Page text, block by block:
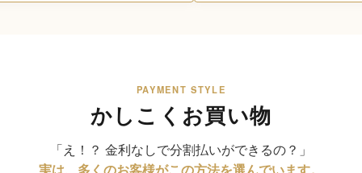
PAYMENT STYLE
かしこくお買い物
「え！？ 金利なしで分割払いができるの？」